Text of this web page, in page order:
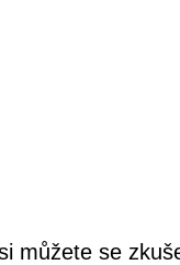
můžete se